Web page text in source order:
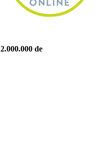
2.000.000 de